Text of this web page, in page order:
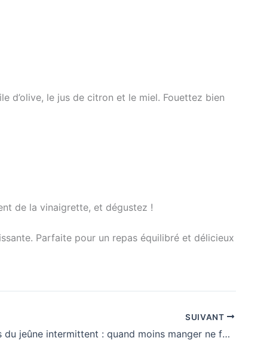
d’olive, le jus de citron et le miel. Fouettez bien
de la vinaigrette, et dégustez !
Parfaite pour un repas équilibré et délicieux
SUIVANT
Le revers du jeûne intermittent : quand moins manger ne fait pas toujours maigrir